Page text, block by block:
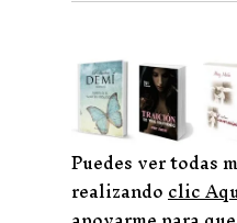
Puedes ver todas
realizandoclic